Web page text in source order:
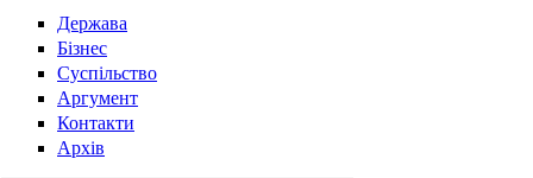
Держава
Бізнес
Суспільство
Аргумент
Контакти
Архів